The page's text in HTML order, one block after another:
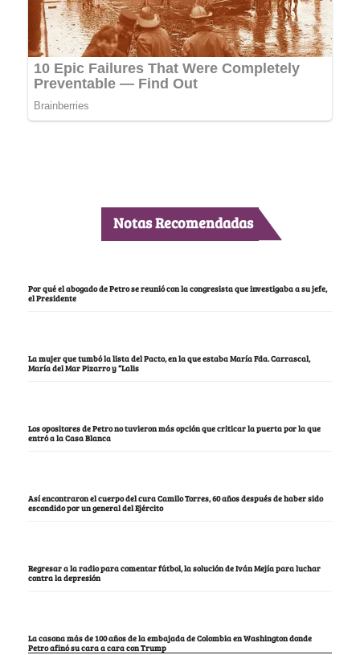
Notas Recomendadas
Por qué el abogado de Petro se reunió con la congresista que investigaba a su jefe,
el Presidente
La mujer que tumbó la lista del Pacto, en la que estaba María Fda. Carrascal,
María del Mar Pizarro y “Lalis
Los opositores de Petro no tuvieron más opción que criticar la puerta por la que
entró a la Casa Blanca
Así encontraron el cuerpo del cura Camilo Torres, 60 años después de haber sido
escondido por un general del Ejército
Regresar a la radio para comentar fútbol, la solución de Iván Mejía para luchar
contra la depresión
La casona más de 100 años de la embajada de Colombia en Washington donde
Petro afinó su cara a cara con Trump